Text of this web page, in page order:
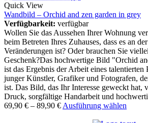
Quick View
Wandbild – Orchid and zen garden in grey
Verfügbarkeit: verfügbar
Wollen Sie das Aussehen Ihrer Wohnung
beim Betreten Ihres Zuhauses, dass es an
Veränderungen ist? Oder brauchen Sie
Geschenk?Das hochwertige Bild "Orchid
ist das Ergebnis der Arbeit eines talentierten
junger Künstler, Grafiker und Fotografen,
ist. Das Bild, das Ihr Interesse geweckt hat,
Druck, sorgfältige Handarbeit und
69,90 € – 89,90 € Ausführung wählen